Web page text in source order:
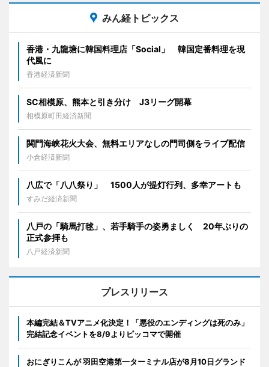
みん経トピックス
香港・九龍塘に韓国料理店「Social」 韓国定番料理を現
代風に
香港経済新聞
SC相模原、熊本と引き分け J3リーグ開幕
相模原町田経済新聞
関門海峡花火大会、無料エリアなしの門司側をライブ配信
小倉経済新聞
八広で「八八祭り」 1500人が提灯行列、多幸アートも
すみだ経済新聞
八戸の「騎馬打毬」、若手騎手の姿勇ましく 20年ぶりの
正式参拝も
八戸経済新聞
プレスリリース
本編完結＆TVアニメ化決定！「悪役のエンディングは死のみ」
完結記念イベントを8/9よりピッコマで開催
おにぎりこんが 羽田空港第一ターミナル店が8月10日グランド